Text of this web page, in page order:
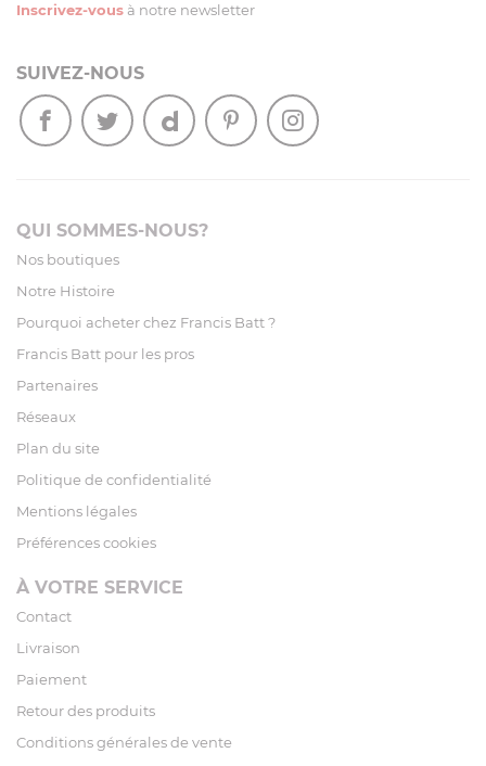
Inscrivez-vous à notre newsletter
SUIVEZ-NOUS
QUI SOMMES-NOUS?
Nos boutiques
Notre Histoire
Pourquoi acheter chez Francis Batt ?
Francis Batt pour les pros
Partenaires
Réseaux
Plan du site
Politique de confidentialité
Mentions légales
Préférences cookies
À VOTRE SERVICE
Contact
Livraison
Paiement
Retour des produits
Conditions générales de vente